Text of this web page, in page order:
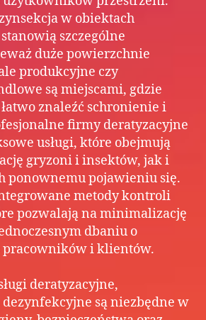
w obiektach
szczególne
duże powierzchnie
produkcyjne czy
są miejscami, gdzie
znaleźć schronienie i
firmy deratyzacyjne
usługi, które obejmują
gryzoni i insektów, jak i
ponownemu pojawieniu się.
metody kontroli
pozwalają na minimalizację
dbaniu o
pracowników i klientów.
deratyzacyjne,
są niezbędne w